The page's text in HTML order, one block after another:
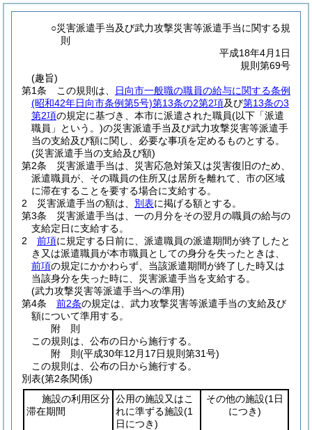
○災害派遣手当及び武力攻撃災害等派遣手当に関する規
則
平成18年4月1日
規則第69号
(趣旨)
第1条
この規則は、
日向市一般職の職員の給与に関する条例
(昭和42年日向市条例第5号)第13条の2第2項及び第13条の3
第2項の規定に基づき、本市に派遣された職員(以下「派遣
職員」という。)の災害派遣手当及び武力攻撃災害等派遣手
当の支給及び額に関し、必要な事項を定めるものとする。
(災害派遣手当の支給及び額)
第2条
災害派遣手当は、災害応急対策又は災害復旧のため、
派遣職員が、その職員の住所又は居所を離れて、市の区域
に滞在することを要する場合に支給する。
2
災害派遣手当の額は、 別表に掲げる額とする。
第3条
災害派遣手当は、一の月分をその翌月の職員の給与の
支給定日に支給する。
2
前項に規定する日前に、派遣職員の派遣期間が終了したと
き又は派遣職員が本市職員としての身分を失ったときは、
前項の規定にかかわらず、当該派遣期間が終了した時又は
当該身分を失った時に、災害派遣手当を支給する。
(武力攻撃災害等派遣手当への準用)
第4条
前2条の規定は、武力攻撃災害等派遣手当の支給及び
額について準用する。
附 則
この規則は、公布の日から施行する。
附 則(平成30年12月17日規則第31号)
この規則は、公布の日から施行する。
別表(第2条関係)
施設の利用区分
滞在期間
公用の施設又はこ
れに準ずる施設(1
日につき)
その他の施設(1日
につき)